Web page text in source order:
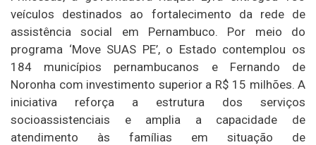
veículos destinados ao fortalecimento da rede de
assistência social em Pernambuco. Por meio do
programa ‘Move SUAS PE’, o Estado contemplou os
184 municípios pernambucanos e Fernando de
Noronha com investimento superior a R$ 15 milhões. A
iniciativa reforça a estrutura dos serviços
socioassistenciais e amplia a capacidade de
atendimento às famílias em situação de